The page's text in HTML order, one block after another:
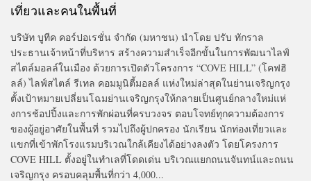
เที่ยวและคนในพื้นที่
บริษัท บูทีค คอร์ปอเรชั่น จำกัด (มหาชน) นำโดย ปรับ ทักราล
ประธานเจ้าหน้าที่บริหาร สร้างความสำเร็จอีกขั้นในการพัฒนาไลฟ์
สไตล์มอลล์ในเมือง ด้วยการเปิดตัวโครงการ “COVE HILL” (โคฟฮิ
ลล์) ไลฟ์สไตล์ รีเทล คอมมูนิตี้มอลล์ แห่งใหม่ล่าสุดในย่านเจริญกรุง
ตั้งเป้าหมายเปลี่ยนโฉมย่านเจริญกรุงให้กลายเป็นศูนย์กลางใหม่แห่
งการช้อปปิ้งและการพักผ่อนที่ครบวงจร ตอบโจทย์ทุกความต้องการ
ของผู้อยู่อาศัยในพื้นที่ รวมไปถึงผู้ปกครอง นักเรียน นักท่องเที่ยวและ
แขกที่เข้าพักโรงแรมบริเวณใกล้เคียงได้อย่างลงตัว โดยโครงการ
COVE HILL ตั้งอยู่ในทำเลที่โดดเด่น บริเวณแยกถนนจันทน์และถนน
เจริญกรุง ครอบคลุมพื้นที่กว่า 4,000...